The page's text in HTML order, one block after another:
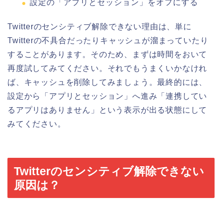
設定の「アプリとセッション」をオフにする
Twitterのセンシティブ解除できない理由は、単に
Twitterの不具合だったりキャッシュが溜まっていたり
することがあります。そのため、まずは時間をおいて
再度試してみてください。それでもうまくいかなけれ
ば、キャッシュを削除してみましょう。最終的には、
設定から「アプリとセッション」へ進み「連携してい
るアプリはありません」という表示が出る状態にして
みてください。
Twitterのセンシティブ解除できない
原因は？